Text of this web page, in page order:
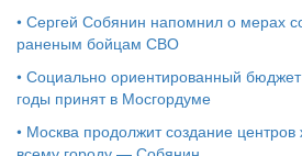
• Сергей Собянин напомнил о мерах
раненым бойцам СВО
• Социально ориентированный
годы принят в Мосгордуме
• Москва продолжит создание центров